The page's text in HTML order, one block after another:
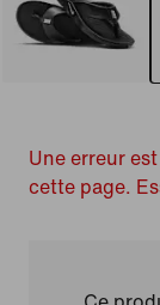
Une erreur
cette page.